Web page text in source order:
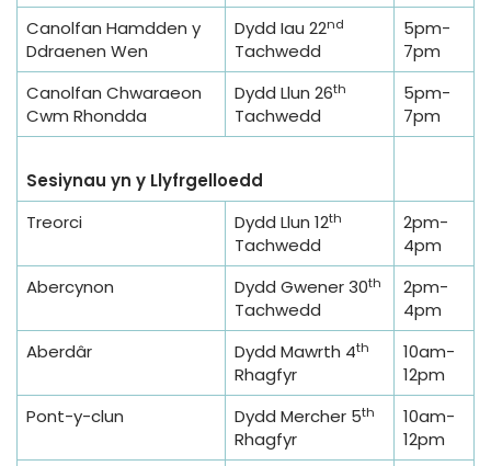
Canolfan Hamdden y
Ddraenen Wen
Dydd Iau 22nd
Tachwedd
5pm-
7pm
Canolfan Chwaraeon
Cwm Rhondda
Dydd Llun 26th
Tachwedd
5pm-
7pm
Sesiynau yn y Llyfrgelloedd
Treorci
Dydd Llun 12th
Tachwedd
2pm-
4pm
Abercynon
Dydd Gwener 30th
Tachwedd
2pm-
4pm
Aberdâr
Dydd Mawrth 4th
Rhagfyr
10am-
12pm
Pont-y-clun
Dydd Mercher 5th
Rhagfyr
10am-
12pm